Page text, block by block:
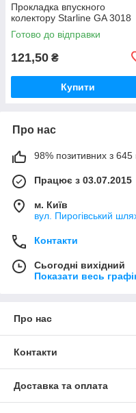
Прокладка впускного
колектору Starline GA 3018
Готово до відправки
121,50 ₴
Купити
Про нас
98% позитивних з 645
Працює з 03.07.2015
м. Київ
вул. Пирогівський
Контакти
Сьогодні вихідний
Показати весь
Про нас
Контакти
Доставка та оплата